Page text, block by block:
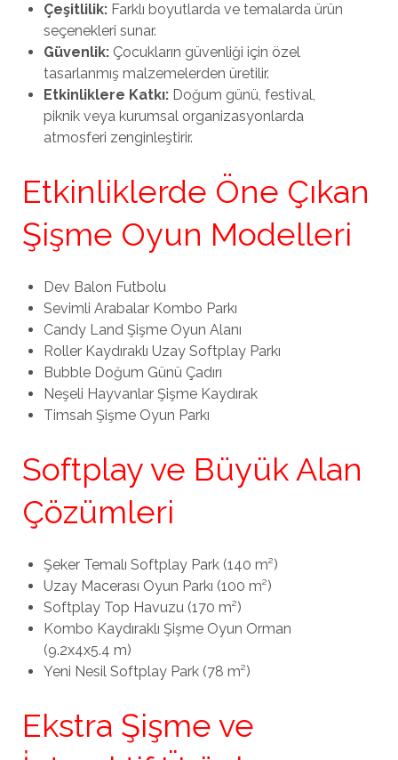
Çeşitlilik:Farklı boyutlarda ve temalarda ürün
seçenekleri sunar.
Güvenlik:Çocukların güvenliği için özel
tasarlanmış malzemelerden üretilir.
Etkinliklere Katkı:Doğum günü, festival,
piknik veya kurumsal organizasyonlarda
atmosferi zenginleştirir.
Etkinliklerde Öne Çıkan
Şişme Oyun Modelleri
Dev Balon Futbolu
Sevimli Arabalar Kombo Parkı
Candy Land Şişme Oyun Alanı
Roller Kaydıraklı Uzay Softplay Parkı
Bubble Doğum Günü Çadırı
Neşeli Hayvanlar Şişme Kaydırak
Timsah Şişme Oyun Parkı
Softplay ve Büyük Alan
Çözümleri
Şeker Temalı Softplay Park (140 m²)
Uzay Macerası Oyun Parkı (100 m²)
Softplay Top Havuzu (170 m²)
Kombo Kaydıraklı Şişme Oyun Orman
(9.2x4x5.4 m)
Yeni Nesil Softplay Park (78 m²)
Ekstra Şişme ve